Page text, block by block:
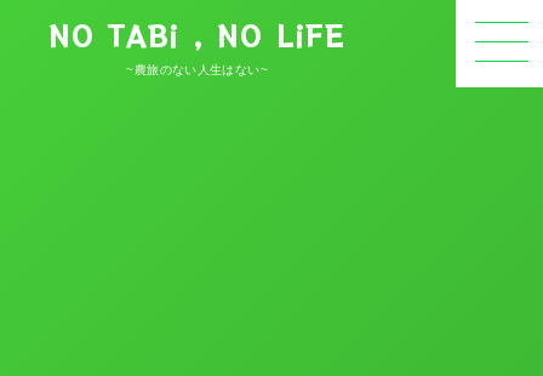
NO TABi , NO LiFE
~農旅のない人生はない~